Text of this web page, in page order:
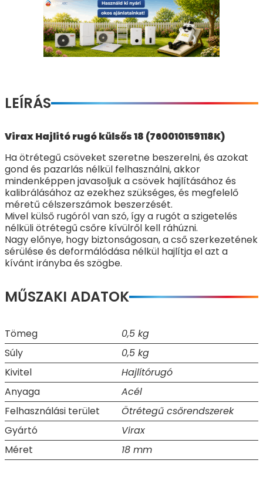
LEÍRÁS
Virax Hajlitó rugó külsős 18 (760010159118K)
Ha ötrétegű csöveket szeretne beszerelni, és azokat
gond és pazarlás nélkül felhasználni, akkor
mindenképpen javasoljuk a csövek hajlításához és
kalibrálásához az ezekhez szükséges, és megfelelő
méretű célszerszámok beszerzését.
Mivel külső rugóról van szó, így a rugót a szigetelés
nélküli ötrétegű csőre kívülről kell ráhúzni.
Nagy előnye, hogy biztonságosan, a cső szerkezetének
sérülése és deformálódása nélkül hajlítja el azt a
kívánt irányba és szögbe.
MŰSZAKI ADATOK
Tömeg
0,5 kg
Súly
0,5 kg
Kivitel
Hajlítórugó
Anyaga
Acél
Felhasználási terület
Ötrétegű csőrendszerek
Gyártó
Virax
Méret
18 mm